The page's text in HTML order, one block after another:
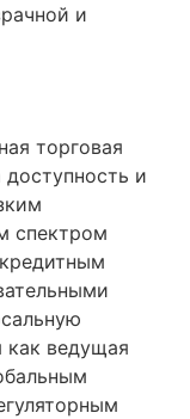
и
торговая
и
спектром
как ведущая